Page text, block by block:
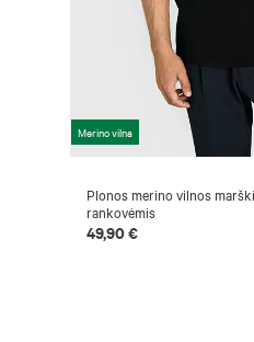
Merino vilna
Plonos merino vilnos
rankovėmis
49,90 €